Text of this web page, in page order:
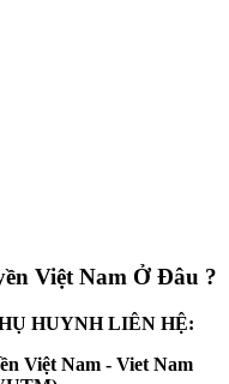
Việt Nam Ở Đâu ?
HUYNH LIÊN HỆ:
Việt Nam - Viet Nam